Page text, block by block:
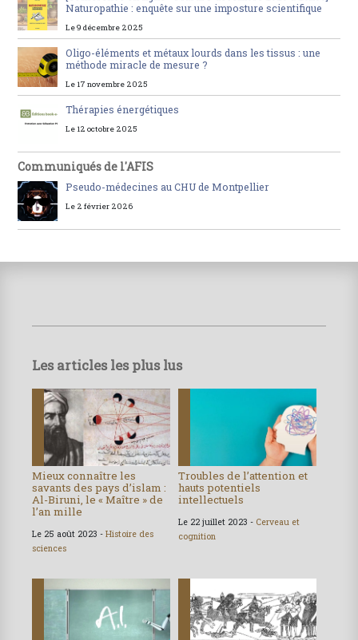
Naturopathie : enquête sur une imposture scientifique
Le 9 décembre 2025
Oligo-éléments et métaux lourds dans les tissus : une
méthode miracle de mesure ?
Le 17 novembre 2025
Thérapies énergétiques
Le 12 octobre 2025
Communiqués de l'AFIS
Pseudo-médecines au CHU de Montpellier
Le 2 février 2026
Les articles les plus lus
Mieux connaître les
savants des pays d’islam :
Al-Biruni, le « Maître » de
l’an mille
Le 25 août 2023 - Histoire des
sciences
Troubles de l’attention et
hauts potentiels
intellectuels
Le 22 juillet 2023 - Cerveau et
cognition